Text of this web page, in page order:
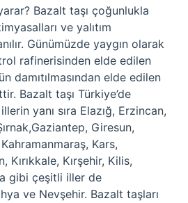
Bazalt taşı çoğunlukla
ve yalıtım
Günümüzde yaygın olarak
rafinerisinden elde edilen
damıtılmasından elde edilen
Bazalt taşı Türkiye’de
yanı sıra Elazığ, Erzincan,
Giresun,
Kars,
Kırıkkale, Kırşehir, Kilis,
gibi çeşitli iller de
ve Nevşehir. Bazalt taşları